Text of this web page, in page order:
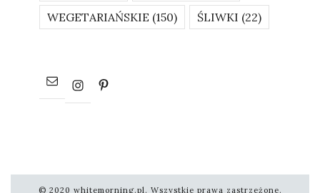
WEGETARIAŃSKIE (150) ŚLIWKI (22)
© 2020 whitemorning.pl. Wszystkie prawa zastrzeżone.